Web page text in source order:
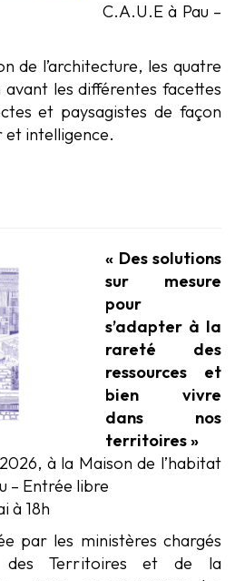
C.A.U.E à Pau –
de l’architecture, les quatre
les différentes facettes
et paysagistes de façon
et intelligence.
« Des solutions
sur mesure
pour
s’adapter à la
rareté des
ressources et
bien vivre
dans nos
territoires »
à la Maison de l’habitat
– Entrée libre
à 18h
par les ministères chargés
des Territoires et de la